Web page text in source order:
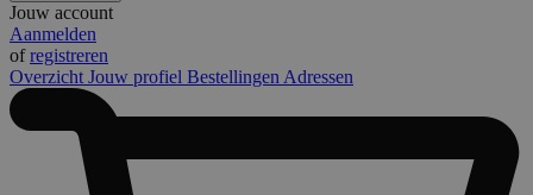
Jouw account
Aanmelden
ofregistreren
Overzicht Jouw profiel Bestellingen Adressen